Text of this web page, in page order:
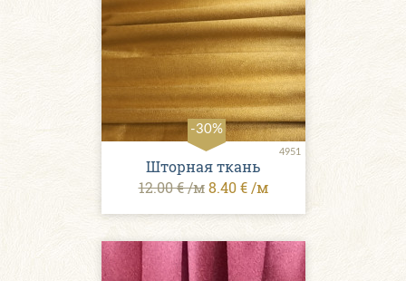
-30%
4951
Шторная ткань
12.00 € /м 8.40 € /м